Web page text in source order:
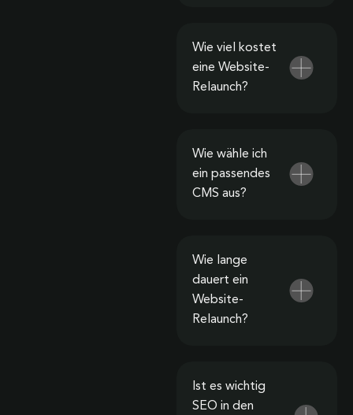
Wie viel kostet
eine Website-
Relaunch?
Wie wähle ich
ein passendes
CMS aus?
Wie lange
dauert ein
Website-
Relaunch?
Ist es wichtig
SEO in den